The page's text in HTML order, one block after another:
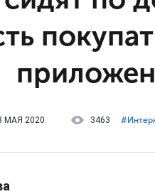
МАЯ 2020 3463